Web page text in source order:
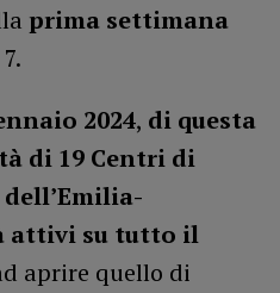
prima settimana
2024, di questa
di 19 Centri di
attivi su tutto il
aprire quello di